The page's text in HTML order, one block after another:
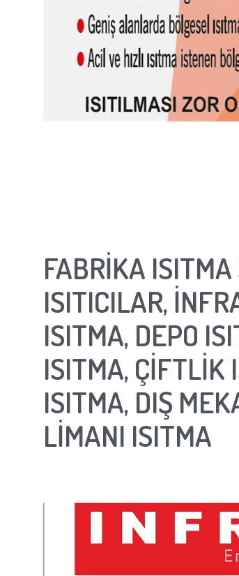
FABRİKA
ISITICILAR,
ISITMA, DEPO
ISITMA, ÇİFTLİK
ISITMA, DIŞ
LİMANI ISITMA